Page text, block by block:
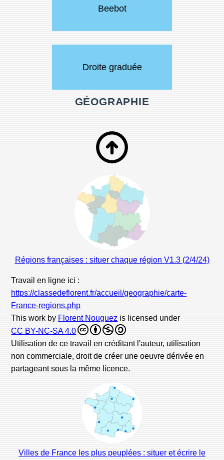
Beebot
Droite graduée
GÉOGRAPHIE
Régions françaises : situer chaque région V1.3 (2/4/24)
Travail en ligne ici :
https://classedeflorent.fr/accueil/geographie/carte-
France-regions.php
This work by Florent Nouguez is licensed under
CC BY-NC-SA 4.0
Utilisation de ce travail en créditant l'auteur, utilisation
non commerciale, droit de créer une oeuvre dérivée en
partageant sous la même licence.
Villes de France les plus peuplées : situer et écrire le